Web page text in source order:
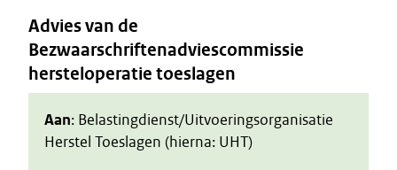
Advies van de
Bezwaarschriftenadviescommissie
hersteloperatie toeslagen
Aan: Belastingdienst/Uitvoeringsorganisatie
Herstel Toeslagen (hierna: UHT)